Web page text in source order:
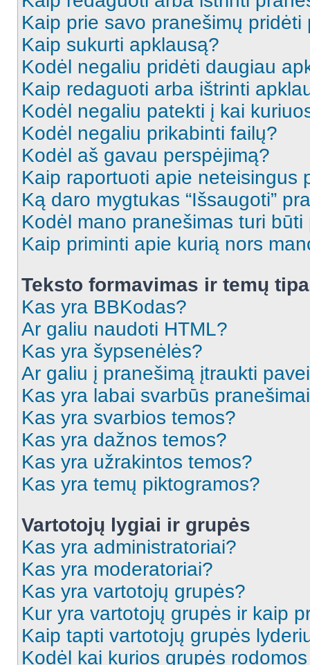
Kaip prie savo pranešimų pridėti
Kaip sukurti apklausą?
Kodėl negaliu pridėti daugiau
Kaip redaguoti arba ištrinti
Kodėl negaliu patekti į kai
Kodėl negaliu prikabinti failų?
Kodėl aš gavau perspėjimą?
Kaip raportuoti apie neteisingus
Ką daro mygtukas “Išsaugoti”
Kodėl mano pranešimas turi būti
Kaip priminti apie kurią nors
Teksto formavimas ir temų
Kas yra BBKodas?
Ar galiu naudoti HTML?
Kas yra šypsenėlės?
Ar galiu į pranešimą įtraukti
Kas yra labai svarbūs
Kas yra svarbios temos?
Kas yra dažnos temos?
Kas yra užrakintos temos?
Kas yra temų piktogramos?
Vartotojų lygiai ir grupės
Kas yra administratoriai?
Kas yra moderatoriai?
Kas yra vartotojų grupės?
Kur yra vartotojų grupės ir kaip
Kaip tapti vartotojų grupės
Kodėl kai kurios grupės